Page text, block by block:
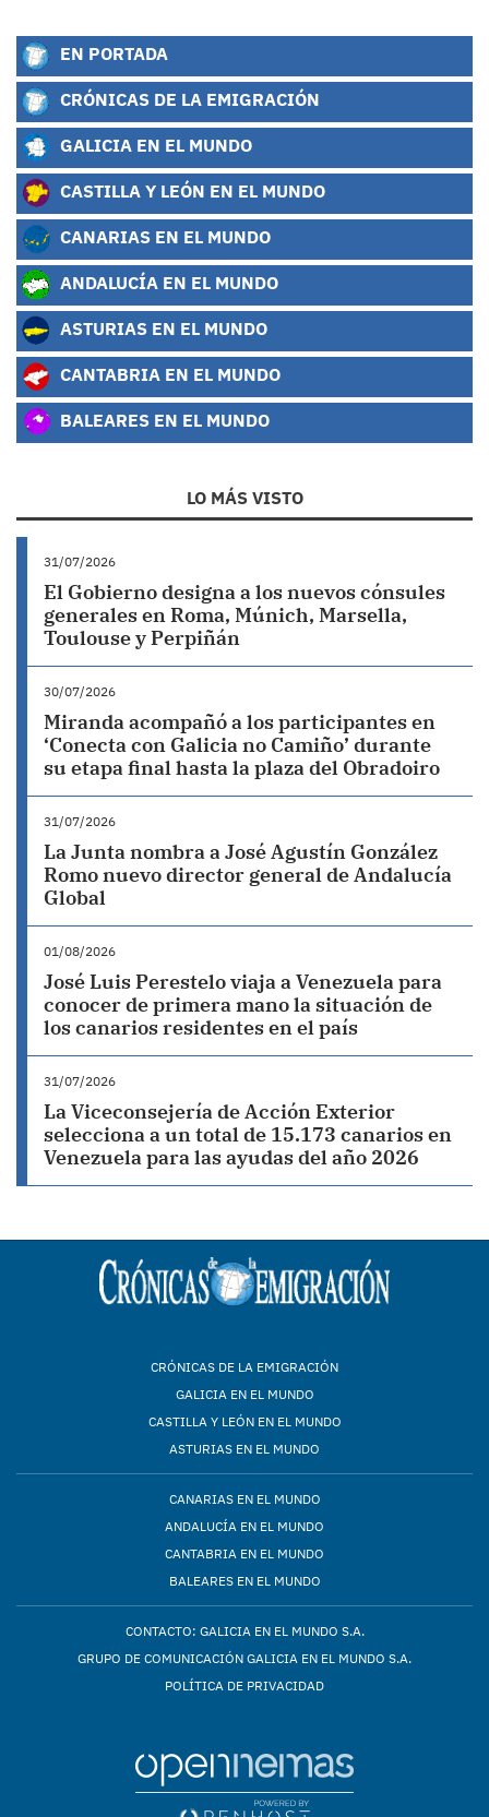
EN PORTADA
CRÓNICAS DE LA EMIGRACIÓN
GALICIA EN EL MUNDO
CASTILLA Y LEÓN EN EL MUNDO
CANARIAS EN EL MUNDO
ANDALUCÍA EN EL MUNDO
ASTURIAS EN EL MUNDO
CANTABRIA EN EL MUNDO
BALEARES EN EL MUNDO
LO MÁS VISTO
31/07/2026
El Gobierno designa a los nuevos cónsules
generales en Roma, Múnich, Marsella,
Toulouse y Perpiñán
30/07/2026
Miranda acompañó a los participantes en
‘Conecta con Galicia no Camiño’ durante
su etapa final hasta la plaza del Obradoiro
31/07/2026
La Junta nombra a José Agustín González
Romo nuevo director general de Andalucía
Global
01/08/2026
José Luis Perestelo viaja a Venezuela para
conocer de primera mano la situación de
los canarios residentes en el país
31/07/2026
La Viceconsejería de Acción Exterior
selecciona a un total de 15.173 canarios en
Venezuela para las ayudas del año 2026
CRÓNICAS DE LA EMIGRACIÓN
GALICIA EN EL MUNDO
CASTILLA Y LEÓN EN EL MUNDO
ASTURIAS EN EL MUNDO
CANARIAS EN EL MUNDO
ANDALUCÍA EN EL MUNDO
CANTABRIA EN EL MUNDO
BALEARES EN EL MUNDO
CONTACTO: GALICIA EN EL MUNDO S.A.
GRUPO DE COMUNICACIÓN GALICIA EN EL MUNDO S.A.
POLÍTICA DE PRIVACIDAD